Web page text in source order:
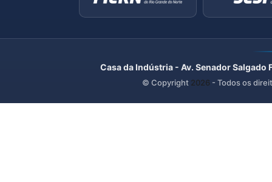
Casa da Indústria - Av. Senador
© Copyright 2026 - Todos os